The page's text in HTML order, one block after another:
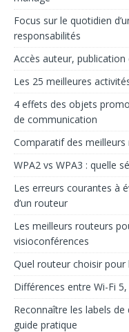
Focus sur le quotidien
responsabilités
Accès auteur,
Les 25 meilleures
4 effets des objets
de communication
Comparatif des
WPA2 vs WPA3 : quelle
Les erreurs courantes à
d’un routeur
Les meilleurs routeurs
visioconférences
Quel routeur choisir pour
Différences entre Wi-Fi
Reconnaître les labels
guide pratique